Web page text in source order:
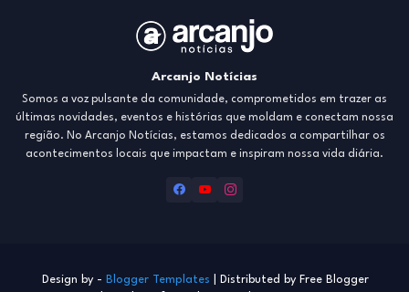
Arcanjo Notícias
Somos a voz pulsante da comunidade, comprometidos em trazer as
últimas novidades, eventos e histórias que moldam e conectam nossa
região. No Arcanjo Notícias, estamos dedicados a compartilhar os
acontecimentos locais que impactam e inspiram nossa vida diária.
Design by - Blogger Templates | Distributed by Free Blogger